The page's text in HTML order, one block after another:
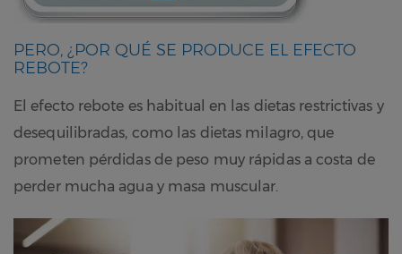
PERO, ¿POR QUÉ SE PRODUCE EL EFECTO
REBOTE?
El efecto rebote es habitual en las dietas restrictivas y
desequilibradas, como las dietas milagro, que
prometen pérdidas de peso muy rápidas a costa de
perder mucha agua y masa muscular.